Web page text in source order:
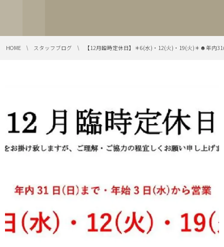
HOME スタッフブログ 【12月臨時定休日】＊6(水)・12(火)・19(火)＊☻年内